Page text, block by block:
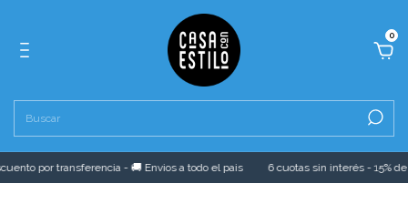
0
por transferencia - 🚚 Envios a todo el pais 6 cuotas sin interés - 15%